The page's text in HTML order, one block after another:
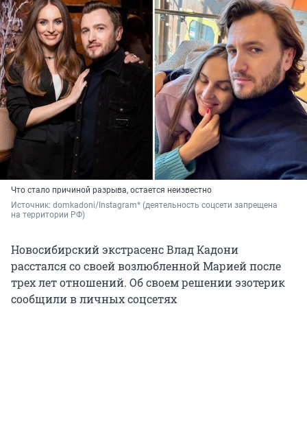
Что стало причиной разрыва, остается неизвестно
Источник: domkadoni/Instagram* (деятельность соцсети запрещена
на территории РФ)
Новосибирский экстрасенс Влад Кадони
расстался со своей возлюбленной Марией после
трех лет отношений. Об своем решении эзотерик
сообщили в личных соцсетях